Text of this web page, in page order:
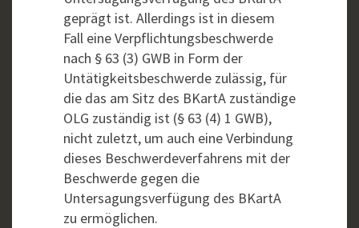
geprägt ist. Allerdings ist in diesem
Fall eine Verpflichtungsbeschwerde
nach § 63 (3) GWB in Form der
Untätigkeitsbeschwerde zulässig, für
die das am Sitz des BKartA zuständige
OLG zuständig ist (§ 63 (4) 1 GWB),
nicht zuletzt, um auch eine Verbindung
dieses Beschwerdeverfahrens mit der
Beschwerde gegen die
Untersagungsverfügung des BKartA
zu ermöglichen.